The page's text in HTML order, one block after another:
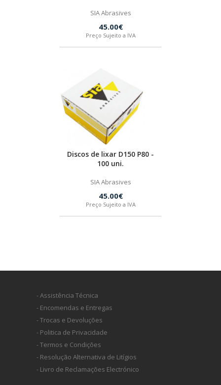
SIA Abrasives
45.00€
Preço Sujeito a IVA
Discos de lixar D150 P80 -
100 uni.
SIA Abrasives
45.00€
Preço Sujeito a IVA
- Assistência Técnica
- Encomendas e Entregas
- Trocas e Devoluções
- Politica de Privacidade
- Termos e Condições
- Resolução Alternativa de Litígios
- Livro de Reclamações Electrónico